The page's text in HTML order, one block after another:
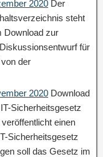
2020 Der
steht
Download zur
für
der
2020 Download
Sicherheitsgesetz
einen
Sicherheitsgesetz
soll das Gesetz im